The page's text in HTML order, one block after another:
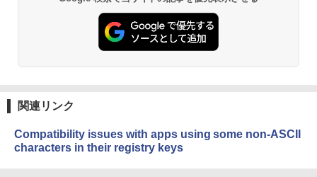
関連リンク
Compatibility issues with apps using some non-ASCII
characters in their registry keys